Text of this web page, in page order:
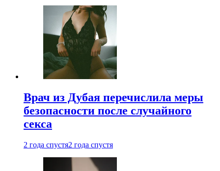
Врач из Дубая перечислила меры
безопасности после случайного
секса
2 года спустя2 года спустя